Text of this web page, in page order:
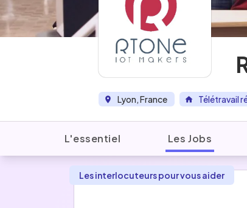
Lyon, France Télétravail
L'essentiel Les Jobs
Les interlocuteurs pour vous aider